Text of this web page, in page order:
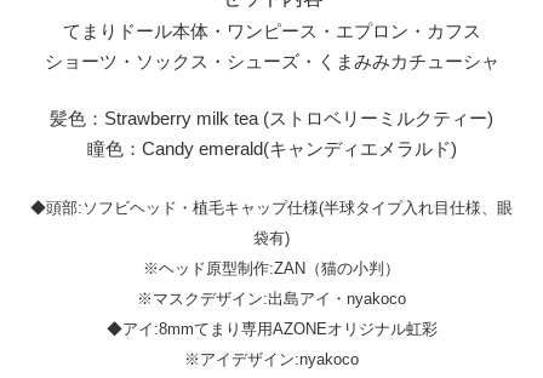
てまりドール本体・ワンピース・エプロン・カフス
ショーツ・ソックス・シューズ・くまみみカチューシャ
髪色：Strawberry milk tea (ストロベリーミルクティー)
瞳色：Candy emerald(キャンディエメラルド)
◆頭部:ソフビヘッド・植毛キャップ仕様(半球タイプ入れ目仕様、眼
袋有)
※ヘッド原型制作:ZAN（猫の小判）
※マスクデザイン:出島アイ・nyakoco
◆アイ:8mmてまり専用AZONEオリジナル虹彩
※アイデザイン:nyakoco